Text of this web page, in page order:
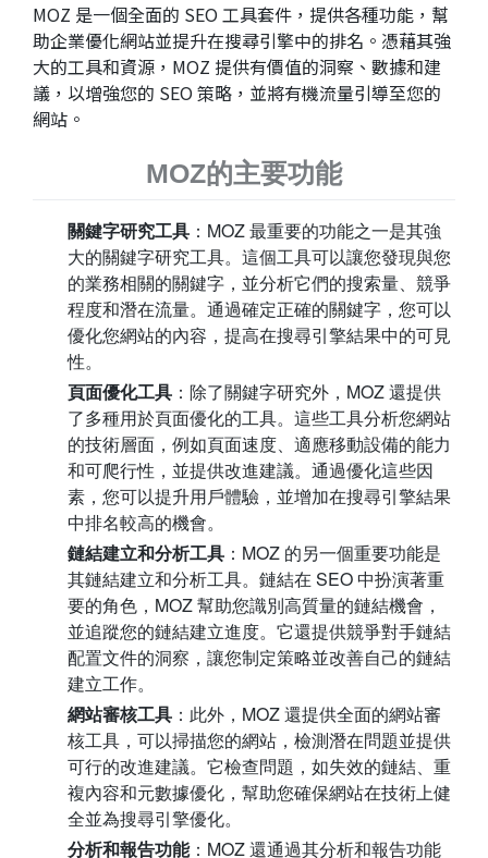
MOZ 是一個全面的 SEO 工具套件，提供各種功能，幫
助企業優化網站並提升在搜尋引擎中的排名。憑藉其強
大的工具和資源，MOZ 提供有價值的洞察、數據和建
議，以增強您的 SEO 策略，並將有機流量引導至您的
網站。
MOZ的主要功能
關鍵字研究工具 ：MOZ 最重要的功能之一是其強
大的關鍵字研究工具。這個工具可以讓您發現與您
的業務相關的關鍵字，並分析它們的搜索量、競爭
程度和潛在流量。通過確定正確的關鍵字，您可以
優化您網站的內容，提高在搜尋引擎結果中的可見
性。
頁面優化工具 ：除了關鍵字研究外，MOZ 還提供
了多種用於頁面優化的工具。這些工具分析您網站
的技術層面，例如頁面速度、適應移動設備的能力
和可爬行性，並提供改進建議。通過優化這些因
素，您可以提升用戶體驗，並增加在搜尋引擎結果
中排名較高的機會。
鏈結建立和分析工具 ：MOZ 的另一個重要功能是
其鏈結建立和分析工具。鏈結在 SEO 中扮演著重
要的角色，MOZ 幫助您識別高質量的鏈結機會，
並追蹤您的鏈結建立進度。它還提供競爭對手鏈結
配置文件的洞察，讓您制定策略並改善自己的鏈結
建立工作。
網站審核工具 ：此外，MOZ 還提供全面的網站審
核工具，可以掃描您的網站，檢測潛在問題並提供
可行的改進建議。它檢查問題，如失效的鏈結、重
複內容和元數據優化，幫助您確保網站在技術上健
全並為搜尋引擎優化。
分析和報告功能：MOZ 還通過其分析和報告功能